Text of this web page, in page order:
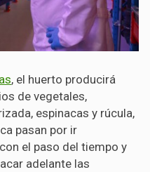
, el huerto producirá
de vegetales,
espinacas y rúcula,
pasan por ir
el paso del tiempo y
adelante las